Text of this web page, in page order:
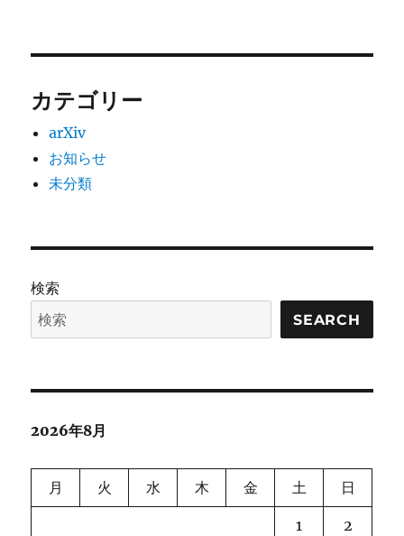
カテゴリー
arXiv
お知らせ
未分類
検索
SEARCH
2026年8月
月 火 水 木 金 土 日
1 2